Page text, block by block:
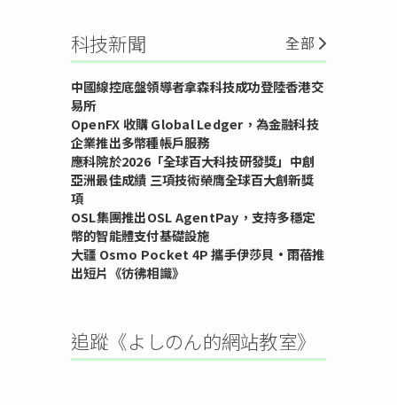
科技新聞 全部
中國線控底盤領導者拿森科技成功登陸香港交
易所
OpenFX 收購 Global Ledger，為金融科技
企業推出多幣種帳戶服務
應科院於2026「全球百大科技研發獎」中創
亞洲最佳成績 三項技術榮膺全球百大創新獎
項
OSL集團推出OSL AgentPay，支持多穩定
幣的智能體支付基礎設施
大疆 Osmo Pocket 4P 攜手伊莎貝•雨蓓推
出短片《彷彿相識》
追蹤《よしのん的網站教室》